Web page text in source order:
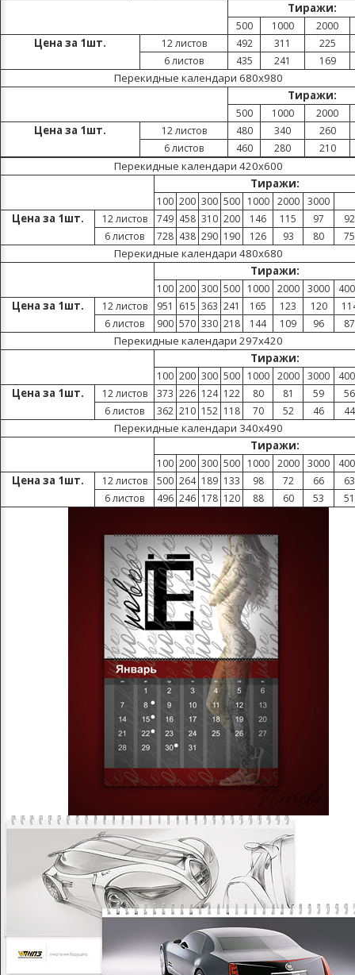
Тиражи:
500 1000 2000
Цена за 1шт. 12 листов 492 311
225
6 листов
435 241 169
Перекидные календари 680х980
Тиражи:
500 1000 2000
Цена за 1шт. 12 листов 480 340
260
6 листов
460 280 210
Перекидные календари 420х600
Тиражи:
100 200 300 500 1000 2000 3000
Цена за 1шт. 12 листов 749 458 310 200 146 115 97
92
6 листов
728 438 290 190 126 93 80 75
Перекидные календари 480х680
Тиражи:
100 200 300 500 1000 2000 3000
Цена за 1шт. 12 листов 951 615 363 241 165 123 120
6 листов
900 570 330 218 144 109 96 87
Перекидные календари 297х420
Тиражи:
100 200 300 500 1000 2000 3000
Цена за 1шт. 12 листов 373 226 124 122 80 81 59
56
6 листов
362 210 152 118 70 52 46 44
Перекидные календари 340х490
Тиражи:
100 200 300 500 1000 2000 3000
Цена за 1шт. 12 листов 500 264 189 133 98 72 66
63
6 листов
496 246 178 120 88 60 53 51